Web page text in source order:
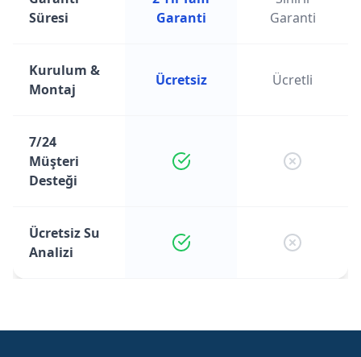
Süresi
Garanti
Garanti
Kurulum &
Montaj
Ücretsiz Ücretli
7/24
Müşteri
Desteği
Ücretsiz Su
Analizi